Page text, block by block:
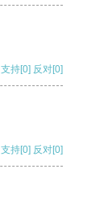
支持[0] 反对[0]
支持[0] 反对[0]